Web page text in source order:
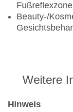
Beauty-/
Weitere
Hinweis